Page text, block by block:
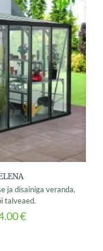
ja disainiga veranda,
talveaed.
€